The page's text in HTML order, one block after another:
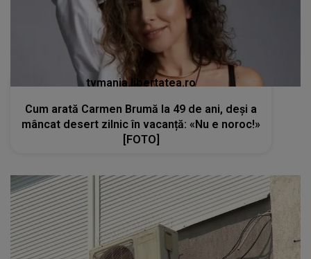
tvmania.libertatea.ro
Cum arată Carmen Brumă la 49 de ani, deși a
mâncat desert zilnic în vacanță: «Nu e noroc!»
[FOTO]